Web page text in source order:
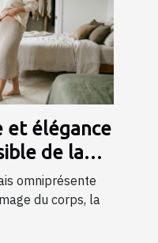
et élégance
de la
omniprésente
du corps, la